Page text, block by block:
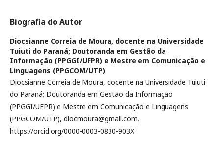
Biografia do Autor
Diocsianne Correia de Moura, docente na Universidade
Tuiuti do Paraná; Doutoranda em Gestão da
Informação (PPGGI/UFPR) e Mestre em Comunicação e
Linguagens (PPGCOM/UTP)
Diocsianne Correia de Moura, docente na Universidade Tuiuti
do Paraná; Doutoranda em Gestão da Informação
(PPGGI/UFPR) e Mestre em Comunicação e Linguagens
(PPGCOM/UTP), diocmoura@gmail.com,
https://orcid.org/0000-0003-0830-903X